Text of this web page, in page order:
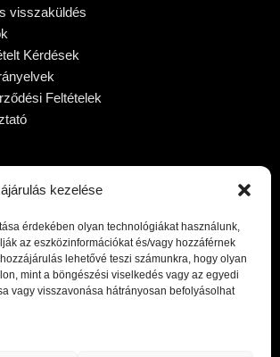
kezelése
érdekében olyan technológiákat használunk,
az eszközinformációkat és/vagy hozzáférnek
lehetővé teszi számunkra, hogy olyan
mint a böngészési viselkedés vagy az egyedi
vagy visszavonása hátrányosan befolyásolhat
visszaküldés
Kérdések
Feltételek